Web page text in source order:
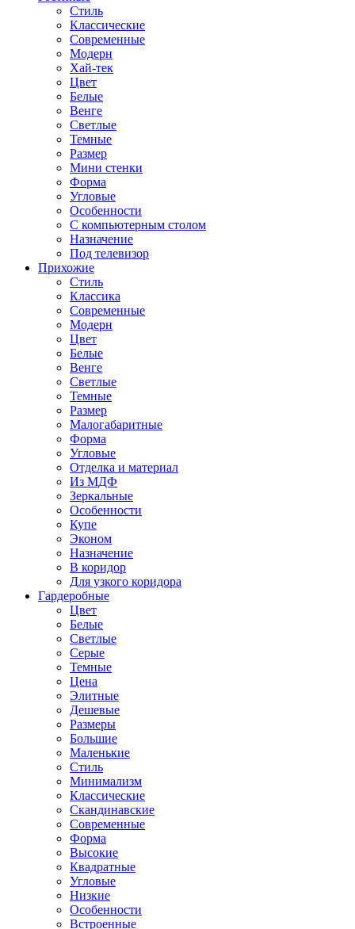
Стиль
Классические
Современные
Модерн
Хай-тек
Цвет
Белые
Венге
Светлые
Темные
Размер
Мини стенки
Форма
Угловые
Особенности
С компьютерным столом
Назначение
Под телевизор
Прихожие
Стиль
Классика
Современные
Модерн
Цвет
Белые
Венге
Светлые
Темные
Размер
Малогабаритные
Форма
Угловые
Отделка и материал
Из МДФ
Зеркальные
Особенности
Купе
Эконом
Назначение
В коридор
Для узкого коридора
Гардеробные
Цвет
Белые
Светлые
Серые
Темные
Цена
Элитные
Дешевые
Размеры
Большие
Маленькие
Стиль
Минимализм
Классические
Скандинавские
Современные
Форма
Высокие
Квадратные
Угловые
Низкие
Особенности
Встроенные